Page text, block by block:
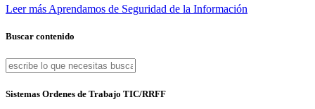
Leer más Aprendamos de Seguridad de la Información
Buscar contenido
Sistemas Ordenes de Trabajo TIC/RRFF